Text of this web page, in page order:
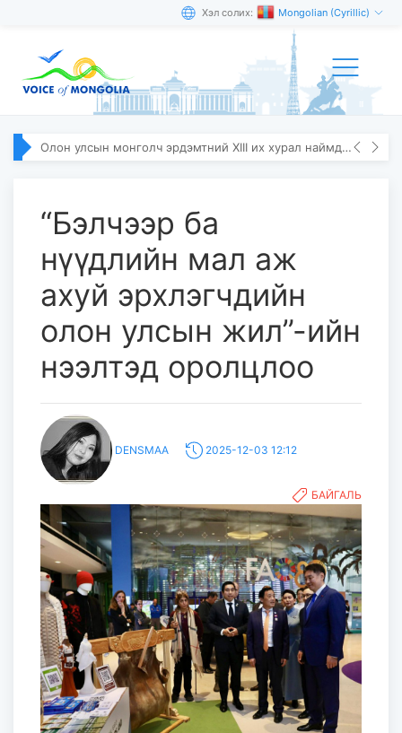
Хэл солих: Mongolian (Cyrillic)
Олон улсын монголч эрдэмтний XIII их хурал наймдугаар сарын 10–13-ны өдөр болно
“Бэлчээр ба
нүүдлийн мал аж
ахуй эрхлэгчдийн
олон улсын жил”-ийн
нээлтэд оролцлоо
DENSMAA 2025-12-03 12:12
БАЙГАЛЬ